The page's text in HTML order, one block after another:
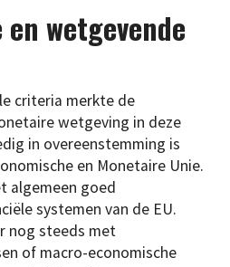
wetgevende
criteria merkte de
wetgeving in deze
in overeenstemming is
en Monetaire Unie.
algemeen goed
systemen van de EU.
nog steeds met
of macro-economische